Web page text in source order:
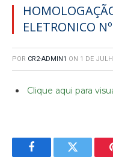
ELETRONICO
POR CR2-ADMIN1 ON 1 DE
Clique aqui para
FacebookTwitter